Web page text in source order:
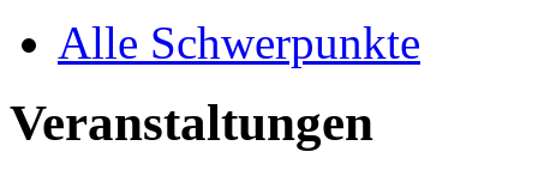
Alle Schwerpunkte
Veranstaltungen